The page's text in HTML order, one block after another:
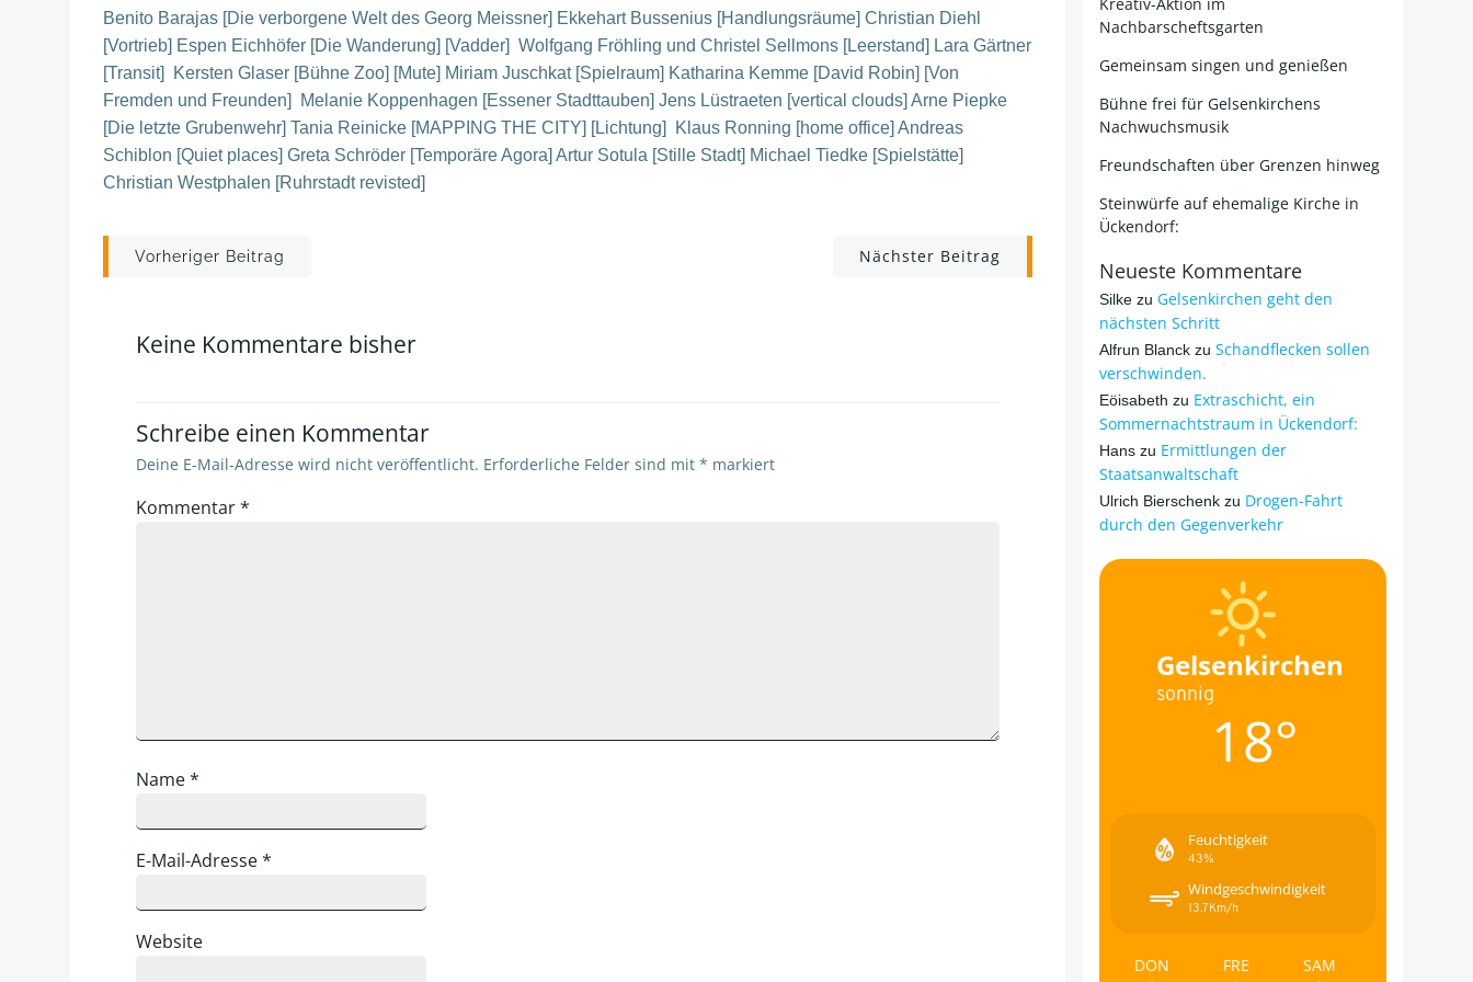
Benito Barajas [Die verborgene Welt des Georg Meissner] Ekkehart Bussenius [Handlungsräume] Christian Diehl
[Vortrieb] Espen Eichhöfer [Die Wanderung] [Vadder] Wolfgang Fröhling und Christel Sellmons [Leerstand] Lara Gärtner
[Transit] Kersten Glaser [Bühne Zoo] [Mute] Miriam Juschkat [Spielraum] Katharina Kemme [David Robin] [Von
Fremden und Freunden] Melanie Koppenhagen [Essener Stadttauben] Jens Lüstraeten [vertical clouds] Arne Piepke
[Die letzte Grubenwehr] Tania Reinicke [MAPPING THE CITY] [Lichtung] Klaus Ronning [home office] Andreas
Schiblon [Quiet places] Greta Schröder [Temporäre Agora] Artur Sotula [Stille Stadt] Michael Tiedke [Spielstätte]
Christian Westphalen [Ruhrstadt revisted]
Post
Vorheriger Beitrag Nächster Beitrag
Keine Kommentare bisher
Schreibe einen Kommentar
Deine E-Mail-Adresse wird nicht veröffentlicht. Erforderliche Felder sind mit * markiert
Kommentar*
Name*
E-Mail-Adresse*
Website
Nachbarscheftsgarten
Gemeinsam singen und genießen
Bühne frei für Gelsenkirchens
Nachwuchsmusik
Freundschaften über Grenzen hinweg
Steinwürfe auf ehemalige Kirche in
Ückendorf:
Neueste Kommentare
Silke zu Gelsenkirchen geht den
nächsten Schritt
Alfrun Blanck zu Schandflecken sollen
verschwinden.
Eöisabeth zu Extraschicht, ein
Sommernachtstraum in Ückendorf:
Hans zu Ermittlungen der
Staatsanwaltschaft
Ulrich Bierschenk zu Drogen-Fahrt
durch den Gegenverkehr
Gelsenkirchen
sonnig
18°
Feuchtigkeit
43%
Windgeschwindigkeit
13.7Km/h
DON FRE SAM